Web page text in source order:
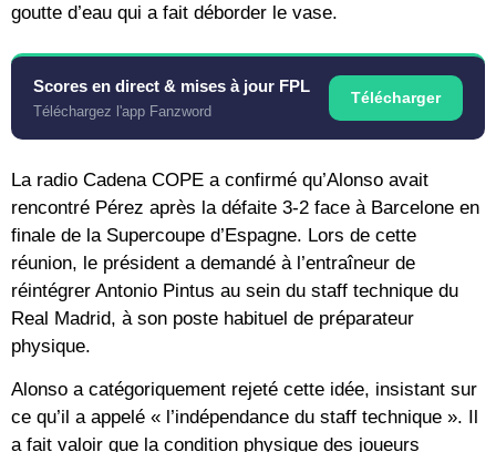
goutte d’eau qui a fait déborder le vase.
Scores en direct & mises à jour FPL
Téléchargez l'app Fanzword
Télécharger
La radio Cadena COPE a confirmé qu’Alonso avait
rencontré Pérez après la défaite 3-2 face à Barcelone en
finale de la Supercoupe d’Espagne. Lors de cette
réunion, le président a demandé à l’entraîneur de
réintégrer Antonio Pintus au sein du staff technique du
Real Madrid, à son poste habituel de préparateur
physique.
Alonso a catégoriquement rejeté cette idée, insistant sur
ce qu’il a appelé « l’indépendance du staff technique ». Il
a fait valoir que la condition physique des joueurs